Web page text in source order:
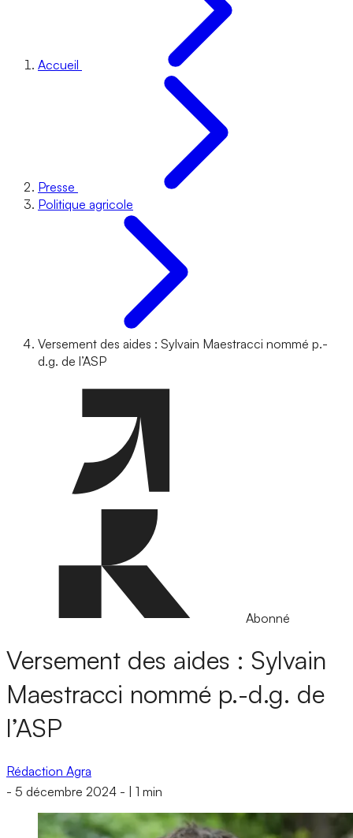
Accueil
Presse
Politique agricole
Versement des aides : Sylvain Maestracci nommé p.-
d.g. de l’ASP
Abonné
Versement des aides : Sylvain
Maestracci nommé p.-d.g. de
l’ASP
Rédaction Agra
- 5 décembre 2024 - 1 min